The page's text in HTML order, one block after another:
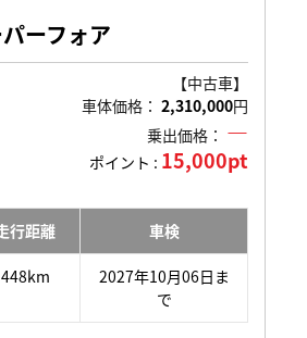
ーフォア
【中古車】
車体価格： 2,310,000円
乗出価格： ―
ポイント : 15,000pt
行距離 車検
448km
2027年10月06日ま
で